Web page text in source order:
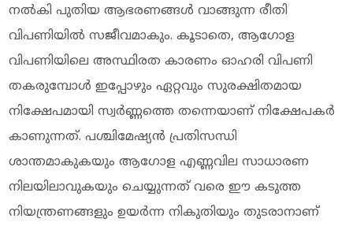
നൽകി പുതിയ ആഭരണങ്ങൾ വാങ്ങുന്ന രീതി
വിപണിയിൽ സജീവമാകും. കൂടാതെ, ആഗോള
വിപണിയിലെ അസ്ഥിരത കാരണം ഓഹരി വിപണി
തകരുമ്പോൾ ഇപ്പോഴും ഏറ്റവും സുരക്ഷിതമായ
നിക്ഷേപമായി സ്വർണ്ണത്തെ തന്നെയാണ് നിക്ഷേപകർ
കാണുന്നത്. പശ്ചിമേഷ്യൻ പ്രതിസന്ധി
ശാന്തമാകുകയും ആഗോള എണ്ണവില സാധാരണ
നിലയിലാവുകയും ചെയ്യുന്നത് വരെ ഈ കടുത്ത
നിയന്ത്രണങ്ങളും ഉയർന്ന നികുതിയും തുടരാനാണ്